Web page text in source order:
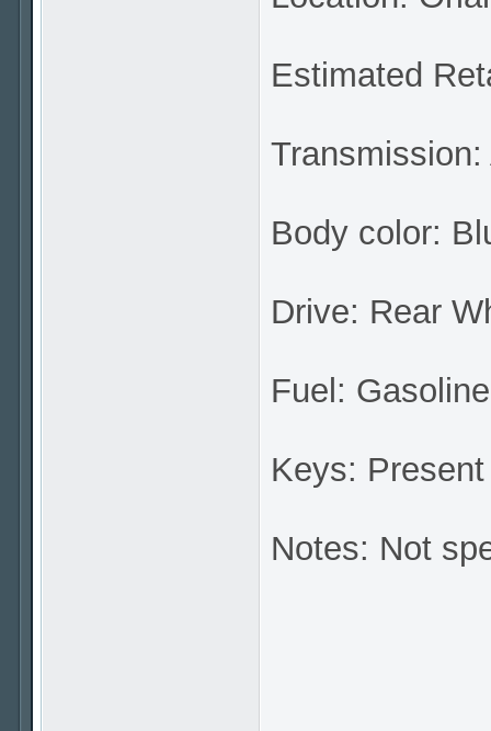
Estimated
Body color:
Drive: Rear
Fuel: Gasoline
Keys: Present
Notes: Not